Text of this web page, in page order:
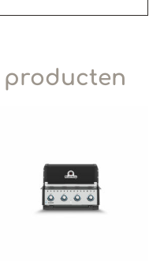
producten